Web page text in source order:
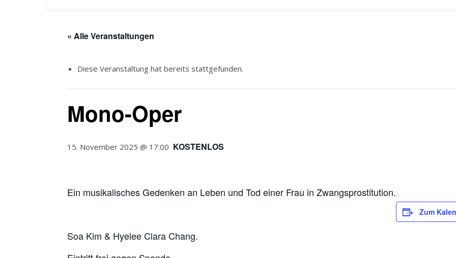
« Alle Veranstaltungen
Diese Veranstaltung hat bereits stattgefunden.
Mono-Oper
15. November 2025 @ 17:00 KOSTENLOS
Ein musikalisches Gedenken an Leben und Tod einer Frau in Zwangsprostitution.
Soa Kim & Hyelee Clara Chang.
Zum